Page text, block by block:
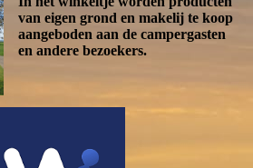
van eigen grond en makelij te koop
aangeboden aan de campergasten
en andere bezoekers.